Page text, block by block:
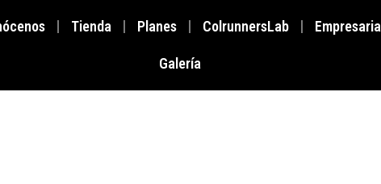
Tienda Planes ColrunnersLab Empresarial
Galería